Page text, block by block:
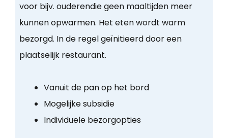
voor bijv. ouderendie geen maaltijden meer
kunnen opwarmen. Het eten wordt warm
bezorgd. In de regel geïnitieerd door een
plaatselijk restaurant.
Vanuit de pan op het bord
Mogelijke subsidie
Individuele bezorgopties